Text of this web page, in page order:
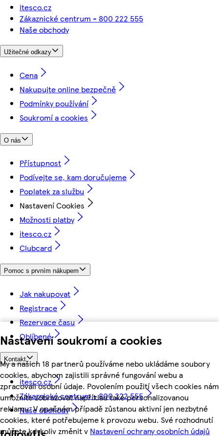
Nastavení soukromí a cookies
My a našich 18 partnerů používáme nebo ukládáme soubory
cookies, abychom zajistili správné fungování webu a
zpracovali osobní údaje. Povolením použití všech cookies nám
umožníte zobrazovat například také personalizovanou
reklamu. V opačném případě zůstanou aktivní jen nezbytné
cookies, které potřebujeme k provozu webu. Své rozhodnutí
můžete kdykoliv změnit v Nastavení ochrany osobních údajů
itesco.cz
Zákaznické centrum - 800 222 555
Naše obchody
Užitečné odkazy
Cena
Nakupujte online bezpečně
Podmínky používání
Soukromí a cookies
O nás
Přístupnost
Podívejte se, kam doručujeme
Poplatek za službu
Nastavení Cookies
Možnosti platby
itesco.cz
Clubcard
Pomoc s prvním nákupem
Jak nakupovat
Registrace
Rezervace času
Oblíbené
Kontakt
itesco.cz
Zákaznické centrum - 800 222 555
Naše obchody